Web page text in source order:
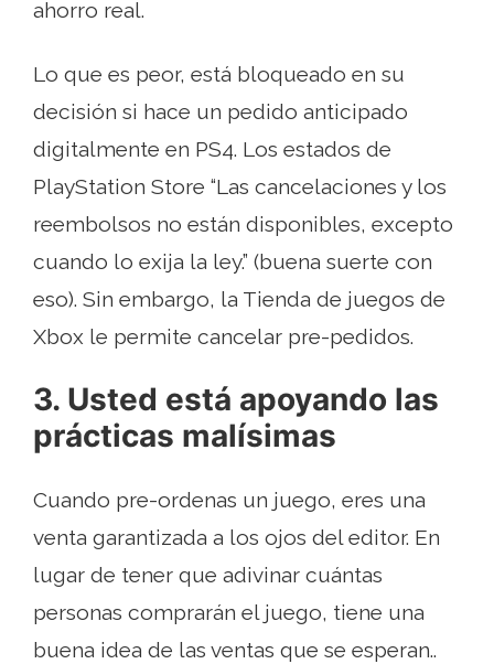
ahorro real.
Lo que es peor, está bloqueado en su
decisión si hace un pedido anticipado
digitalmente en PS4. Los estados de
PlayStation Store “Las cancelaciones y los
reembolsos no están disponibles, excepto
cuando lo exija la ley.” (buena suerte con
eso). Sin embargo, la Tienda de juegos de
Xbox le permite cancelar pre-pedidos.
3. Usted está apoyando las
prácticas malísimas
Cuando pre-ordenas un juego, eres una
venta garantizada a los ojos del editor. En
lugar de tener que adivinar cuántas
personas comprarán el juego, tiene una
buena idea de las ventas que se esperan..